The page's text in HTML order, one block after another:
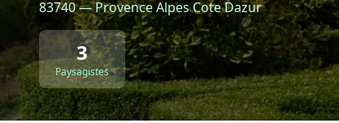
83740 — Provence Alpes Cote Dazur
3
Paysagistes